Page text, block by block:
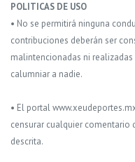
POLITICAS DE USO
• No se permitirá ninguna
contribuciones deberán ser
malintencionadas ni
calumniar a nadie.
• El portal
censurar cualquier
descrita.